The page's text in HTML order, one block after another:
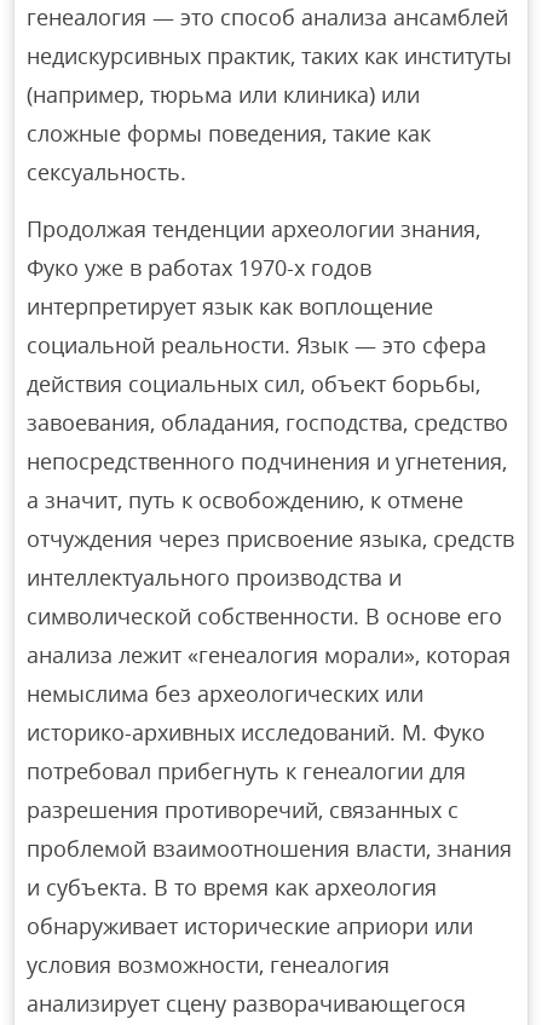
генеалогия — это способ анализа ансамблей
недискурсивных практик, таких как институты
(например, тюрьма или клиника) или
сложные формы поведения, такие как
сексуальность.
Продолжая тенденции археологии знания,
Фуко уже в работах 1970-х годов
интерпретирует язык как воплощение
социальной реальности. Язык — это сфера
действия социальных сил, объект борьбы,
завоевания, обладания, господства, средство
непосредственного подчинения и угнетения,
а значит, путь к освобождению, к отмене
отчуждения через присвоение языка, средств
интеллектуального производства и
символической собственности. В основе его
анализа лежит «генеалогия морали», которая
немыслима без археологических или
историко-архивных исследований. М. Фуко
потребовал прибегнуть к генеалогии для
разрешения противоречий, связанных с
проблемой взаимоотношения власти, знания
и субъекта. В то время как археология
обнаруживает исторические априори или
условия возможности, генеалогия
анализирует сцену разворачивающегося